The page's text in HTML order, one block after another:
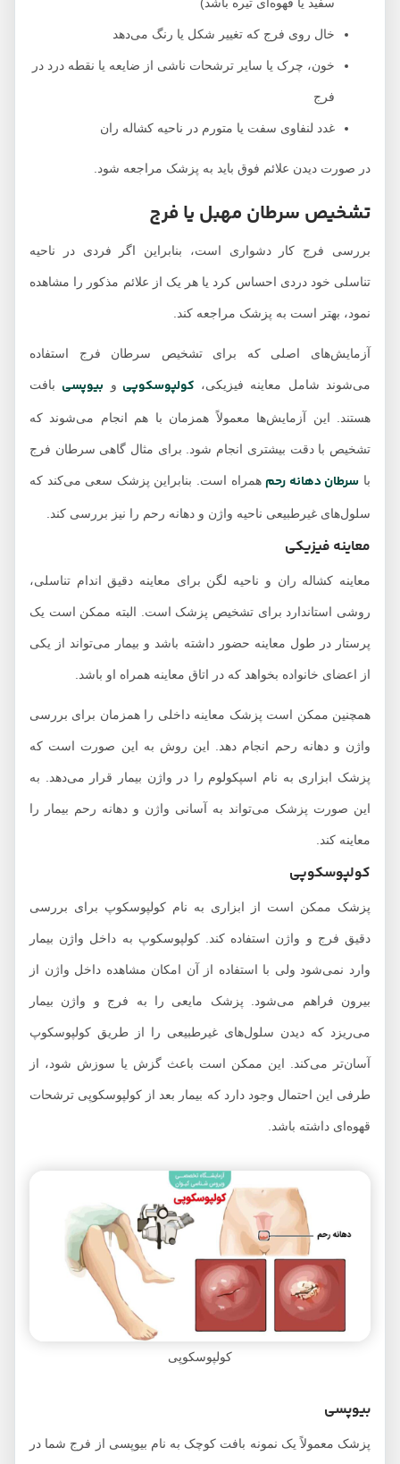
خال روی فرج که تغییر شکل یا رنگ می‌دهد
خون، چرک یا سایر ترشحات ناشی از ضایعه یا نقطه درد در
غدد لنفاوی سفت یا متورم در ناحیه کشاله ران
در صورت دیدن علائم فوق باید به پزشک مراجعه شود.
تشخیص سرطان مهبل یا فرج
بررسی فرج کار دشواری است، بنابراین اگر فردی در ناحیه
تناسلی خود دردی احساس کرد یا هر یک از علائم مذکور را مشاهده
نمود، بهتر است به پزشک مراجعه کند.
آزمایش‌های اصلی که برای تشخیص سرطان فرج استفاده
می‌شوند شامل معاینه فیزیکی،کولپوسکوپی وبیوپسیبافت
هستند. این آزمایش‌ها معمولاً همزمان با هم انجام می‌شوند که
تشخیص با دقت بیشتری انجام شود. برای مثال گاهی سرطان فرج
سرطان دهانه رحمهمراه است. بنابراین پزشک سعی می‌کند که
سلول‌های غیرطبیعی ناحیه واژن و دهانه رحم را نیز بررسی کند.
معاینه فیزیکی
معاینه کشاله ران و ناحیه لگن برای معاینه دقیق اندام تناسلی،
روشی استاندارد برای تشخیص پزشک است. البته ممکن است یک
پرستار در طول معاینه حضور داشته باشد و بیمار می‌‌تواند از یکی
از اعضای خانواده بخواهد که در اتاق معاینه همراه او باشد.
همچنین ممکن است پزشک معاینه داخلی را همزمان برای بررسی
واژن و دهانه رحم انجام دهد. این روش به این صورت است که
پزشک ابزاری به نام اسپکولوم را در واژن بیمار قرار می‌دهد. به
این صورت پزشک می‌تواند به آسانی واژن و دهانه رحم بیمار را
معاینه کند.
کولپوسکوپی
پزشک ممکن است از ابزاری به نام کولپوسکوپ برای بررسی
دقیق فرج و واژن استفاده کند. کولپوسکوپ به داخل واژن بیمار
وارد نمی‌شود ولی با استفاده از آن امکان مشاهده داخل واژن از
بیرون فراهم می‌شود. پزشک مایعی را به فرج و واژن بیمار
می‌ریزد که دیدن سلول‌های غیرطبیعی را از طریق کولپوسکوپ
آسان‌تر می‌کند. این ممکن است باعث گزش یا سوزش شود، از
طرفی این احتمال وجود دارد که بیمار بعد از کولپوسکوپی ترشحات
قهوه‌ای داشته باشد.
کولپوسکوپی
بیوپسی
پزشک معمولاً یک نمونه بافت کوچک به نام بیوپسی از فرج شما در